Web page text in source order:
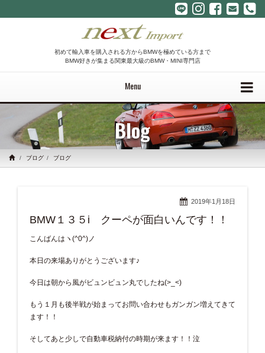
初めて輸入車を購入される方からBMWを極めている方まで
BMW好きが集まる関東最大級のBMW・MINI専門店
Menu
Blog
ブログ ブログ
2019年1月18日
BMW１３５i クーペが面白いんです！！
こんばんはヽ(^0^)ノ
本日の来場ありがとうございます♪
今日は朝から風がビュンビュン丸でしたね(>_<)
もう１月も後半戦が始まってお問い合わせもガンガン増えてきて
ます！！
そしてあと少しで自動車税納付の時期が来ます！！泣